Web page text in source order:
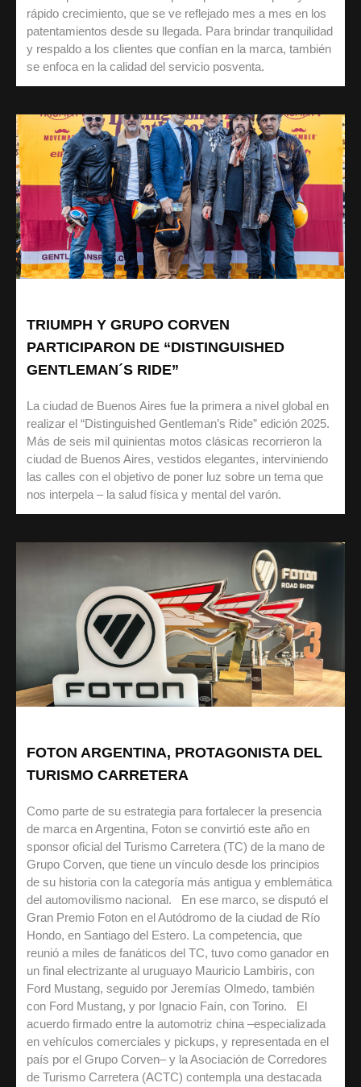
rápido crecimiento, que se ve reflejado mes a mes en los
patentamientos desde su llegada. Para brindar tranquilidad
y respaldo a los clientes que confían en la marca, también
se enfoca en la calidad del servicio posventa.
TRIUMPH Y GRUPO CORVEN
PARTICIPARON DE “DISTINGUISHED
GENTLEMAN´S RIDE”
La ciudad de Buenos Aires fue la primera a nivel global en
realizar el “Distinguished Gentleman’s Ride” edición 2025.
Más de seis mil quinientas motos clásicas recorrieron la
ciudad de Buenos Aires, vestidos elegantes, interviniendo
las calles con el objetivo de poner luz sobre un tema que
nos interpela – la salud física y mental del varón.
FOTON ARGENTINA, PROTAGONISTA DEL
TURISMO CARRETERA
Como parte de su estrategia para fortalecer la presencia
de marca en Argentina, Foton se convirtió este año en
sponsor oficial del Turismo Carretera (TC) de la mano de
Grupo Corven, que tiene un vínculo desde los principios
de su historia con la categoría más antigua y emblemática
del automovilismo nacional. En ese marco, se disputó el
Gran Premio Foton en el Autódromo de la ciudad de Río
Hondo, en Santiago del Estero. La competencia, que
reunió a miles de fanáticos del TC, tuvo como ganador en
un final electrizante al uruguayo Mauricio Lambiris, con
Ford Mustang, seguido por Jeremías Olmedo, también
con Ford Mustang, y por Ignacio Faín, con Torino. El
acuerdo firmado entre la automotriz china –especializada
en vehículos comerciales y pickups, y representada en el
país por el Grupo Corven– y la Asociación de Corredores
de Turismo Carretera (ACTC) contempla una destacada